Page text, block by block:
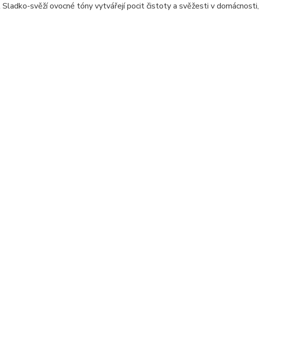
svěží ovocné tóny vytvářejí pocit čistoty a svěžesti v domácnosti,